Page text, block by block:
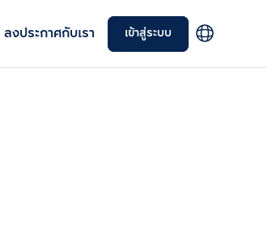
ลงประกาศกับเรา เข้าสู่ระบบ
นโดพร้อมอยู่ มือหนึ่งและมือสอง ราย